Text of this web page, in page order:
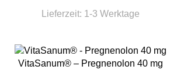
Lieferzeit: 1-3 Werktage
IN DEN WARENKORB
VitaSanum® – Pregnenolon 40 mg